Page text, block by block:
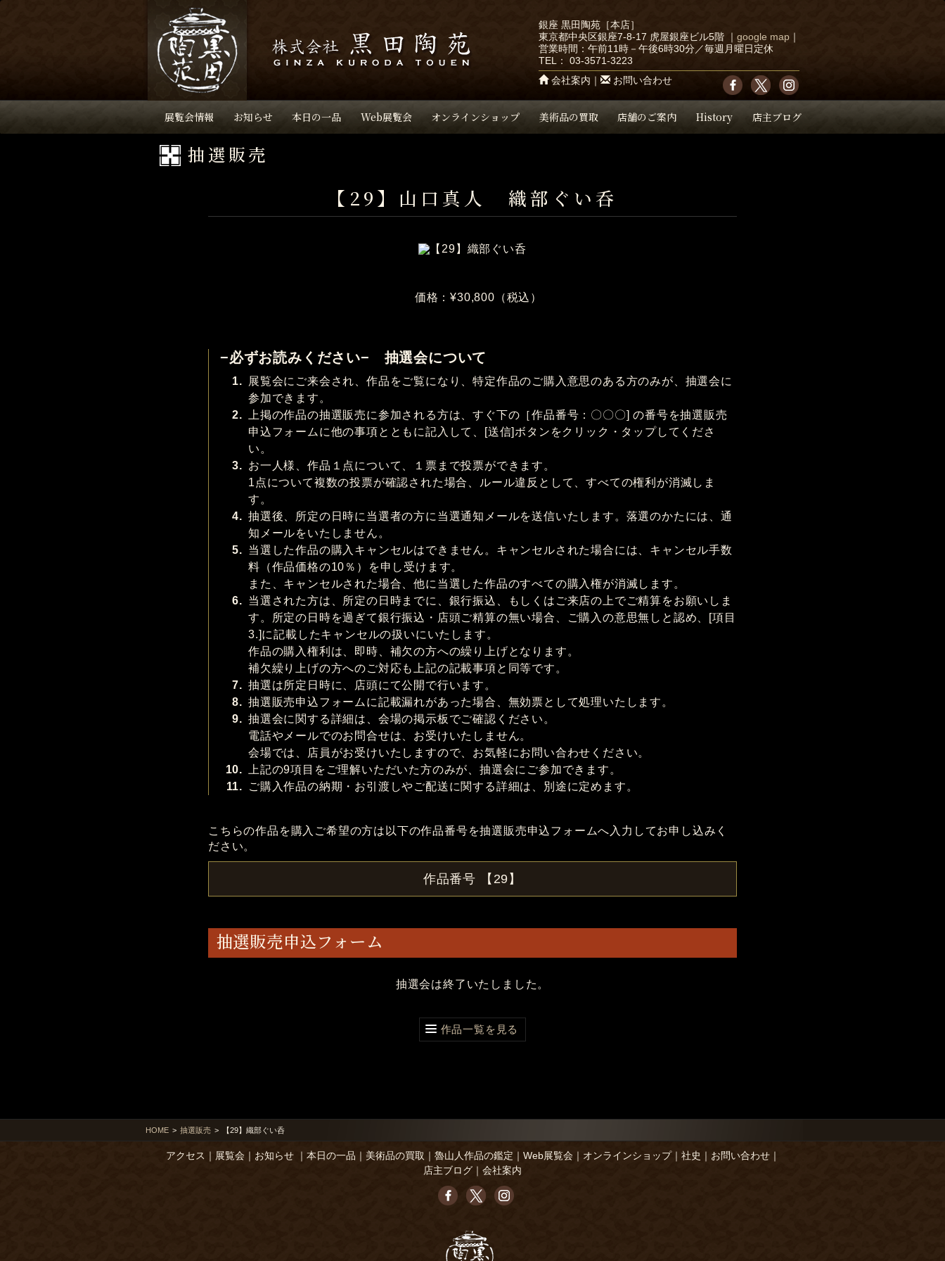
展覧会情報 お知らせ 本日の一品 Web展覧会 オンラインショップ 美術品の買取 店舗のご案内 History 店主ブログ
銀座 黒田陶苑［本店］
東京都中央区銀座7-8-17 虎屋銀座ビル5階
google map
営業時間：午前11時－午後6時30分／毎週月曜日定休
TEL： 03-3571-3223
会社案内
お問い合わせ
抽選販売
【29】山口真人 織部ぐい呑
価格：¥30,800（税込）
−必ずお読みください− 抽選会について
1.
展覧会にご来会され、作品をご覧になり、特定作品のご購入意思のある方のみが、抽選会に
参加できます。
2.
上掲の作品の抽選販売に参加される方は、すぐ下の［作品番号：〇〇〇] の番号を抽選販売
申込フォームに他の事項とともに記入して、[送信]ボタンをクリック・タップしてくださ
い。
3. お一人様、作品１点について、１票まで投票ができます。
1点について複数の投票が確認された場合、ルール違反として、すべての権利が消滅しま
す。
4. 抽選後、所定の日時に当選者の方に当選通知メールを送信いたします。落選のかたには、通
知メールをいたしません。
5. 当選した作品の購入キャンセルはできません。キャンセルされた場合には、キャンセル手数
料（作品価格の10％）を申し受けます。
また、キャンセルされた場合、他に当選した作品のすべての購入権が消滅します。
6. 当選された方は、所定の日時までに、銀行振込、もしくはご来店の上でご精算をお願いしま
す。所定の日時を過ぎて銀行振込・店頭ご精算の無い場合、ご購入の意思無しと認め、[項目
3.]に記載したキャンセルの扱いにいたします。
作品の購入権利は、即時、補欠の方への繰り上げとなります。
補欠繰り上げの方へのご対応も上記の記載事項と同等です。
7. 抽選は所定日時に、店頭にて公開で行います。
8. 抽選販売申込フォームに記載漏れがあった場合、無効票として処理いたします。
9. 抽選会に関する詳細は、会場の掲示板でご確認ください。
電話やメールでのお問合せは、お受けいたしません。
会場では、店員がお受けいたしますので、お気軽にお問い合わせください。
10.
上記の9項目をご理解いただいた方のみが、抽選会にご参加できます。
11.
ご購入作品の納期・お引渡しやご配送に関する詳細は、別途に定めます。
こちらの作品を購入ご希望の方は以下の作品番号を抽選販売申込フォームへ入力してお申し込みく
ださい。
作品番号 【29】
抽選販売申込フォーム
抽選会は終了いたしました。
作品一覧を見る
HOME > 抽選販売 > 【29】織部ぐい呑
アクセス 展覧会｜ お知らせ｜ 本日の一品 美術品の買取 魯山人作品の鑑定 Web展覧会 オンラインショップ｜ 社史 お問い合わせ｜
店主ブログ
会社案内